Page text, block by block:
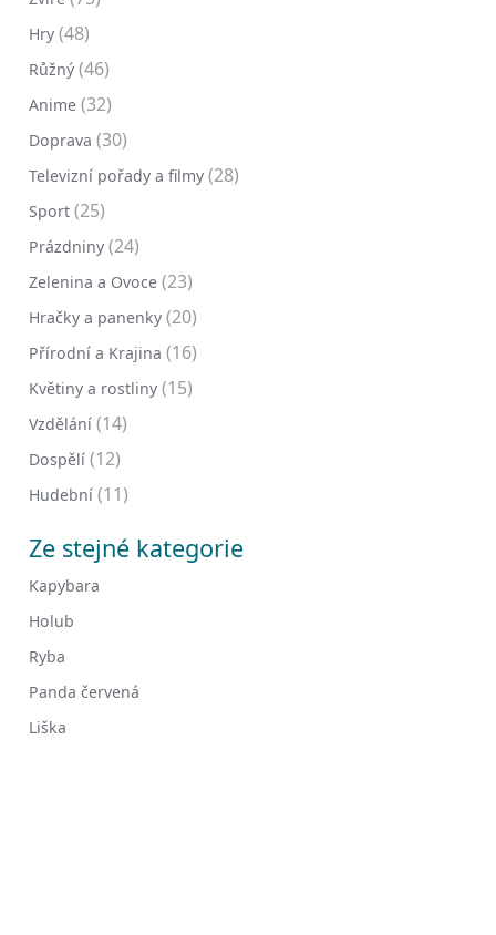
Hry (48)
Růžný (46)
Anime (32)
Doprava (30)
Televizní pořady a filmy (28)
Sport (25)
Prázdniny (24)
Zelenina a Ovoce (23)
Hračky a panenky (20)
Přírodní a Krajina (16)
Květiny a rostliny (15)
Vzdělání (14)
Dospělí (12)
Hudební (11)
Ze stejné kategorie
Kapybara
Holub
Ryba
Panda červená
Liška